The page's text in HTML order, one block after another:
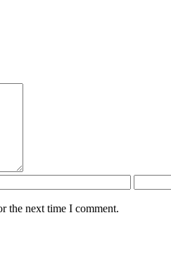
the next time I comment.